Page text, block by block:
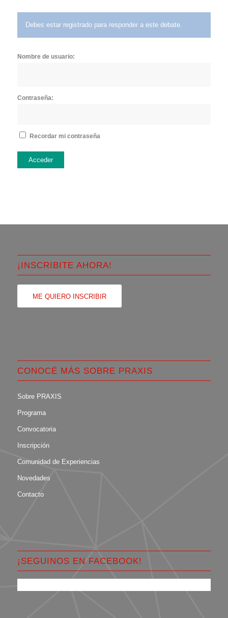
Debes estar registrado para responder a este debate.
Nombre de usuario:
Contraseña:
Recordar mi contraseña
Acceder
¡INSCRIBITE AHORA!
ME QUIERO INSCRIBIR
CONOCÉ MÁS SOBRE PRAXIS
Sobre PRAXIS
Programa
Convocatoria
Inscripción
Comunidad de Experiencias
Novedades
Contacto
¡SEGUINOS EN FACEBOOK!